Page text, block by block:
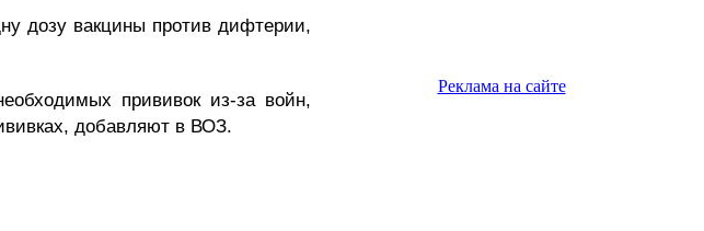
дозу вакцины против дифтерии,
прививок из-за войн,
добавляют в ВОЗ.
Реклама на сайте